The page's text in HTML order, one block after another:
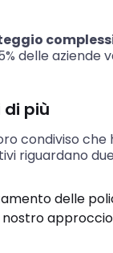
delle aziende
di più
condiviso
riguardano
delle